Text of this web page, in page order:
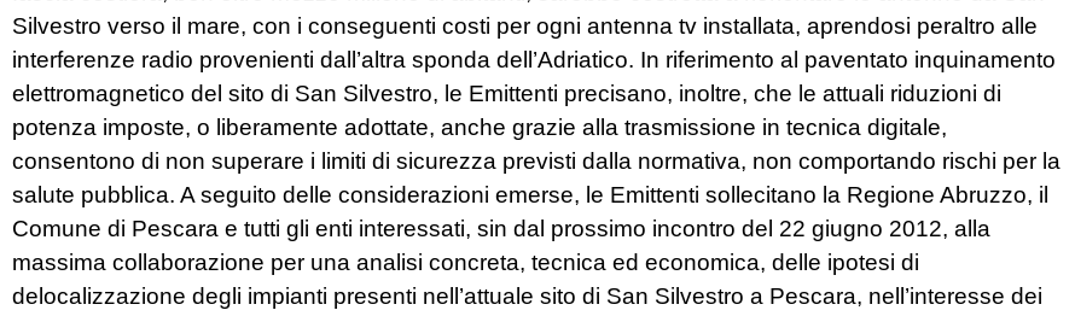
Silvestro verso il mare, con i conseguenti costi per ogni antenna tv installata, aprendosi peraltro alle
interferenze radio provenienti dall’altra sponda dell’Adriatico. In riferimento al paventato inquinamento
elettromagnetico del sito di San Silvestro, le Emittenti precisano, inoltre, che le attuali riduzioni di
potenza imposte, o liberamente adottate, anche grazie alla trasmissione in tecnica digitale,
consentono di non superare i limiti di sicurezza previsti dalla normativa, non comportando rischi per la
salute pubblica. A seguito delle considerazioni emerse, le Emittenti sollecitano la Regione Abruzzo, il
Comune di Pescara e tutti gli enti interessati, sin dal prossimo incontro del 22 giugno 2012, alla
massima collaborazione per una analisi concreta, tecnica ed economica, delle ipotesi di
delocalizzazione degli impianti presenti nell’attuale sito di San Silvestro a Pescara, nell’interesse dei